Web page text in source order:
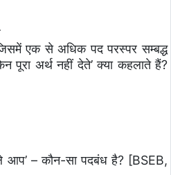
एक से अधिक पद परस्पर सम्बद्ध
पूरा अर्थ नहीं देते’ क्या कहलाते हैं?
आप’ – कौन-सा पदबंध है? [BSEB,